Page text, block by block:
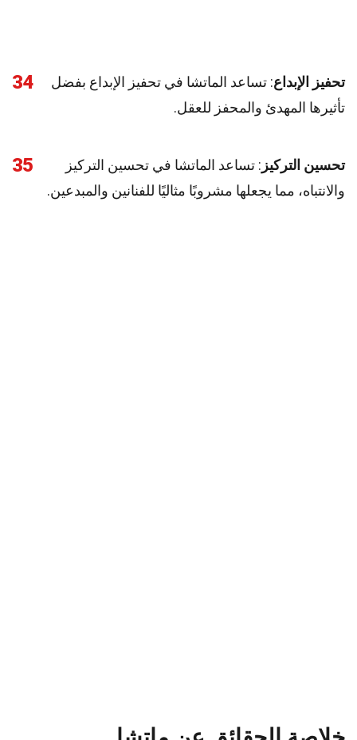
34 تحفيز الإبداع: تساعد الماتشا في تحفيز الإبداع بفضل
تأثيرها المهدئ والمحفز للعقل.
35 تحسين التركيز : تساعد الماتشا في تحسين التركيز
والانتباه، مما يجعلها مشروبًا مثاليًا للفنانين والمبدعين.